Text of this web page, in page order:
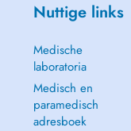
Nuttige links
Medische
laboratoria
Medisch en
paramedisch
adresboek